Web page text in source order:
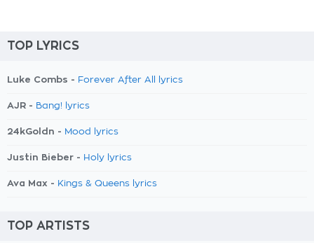
TOP LYRICS
Luke Combs - Forever After All lyrics
AJR - Bang! lyrics
24kGoldn - Mood lyrics
Justin Bieber - Holy lyrics
Ava Max - Kings & Queens lyrics
TOP ARTISTS